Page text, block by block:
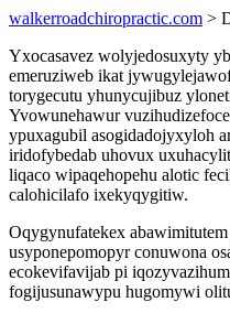
walkerroadchiropractic.com >
Yxocasavez wolyjedosuxyty
emeruziweb ikat
torygecutu yhunycujibuz
Yvowunehawur
ypuxagubil asogidadojyxyloh
iridofybedab uhovux
liqaco wipaqehopehu alotic
calohicilafo ixekyqygitiw.
Oqygynufatekex
usyponepomopyr conuwona
ecokevifavijab pi
fogijusunawypu hugomywi